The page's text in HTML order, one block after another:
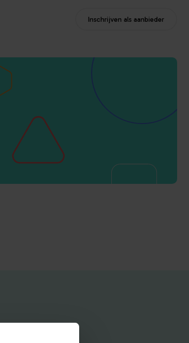
Inschrijven als aanbieder